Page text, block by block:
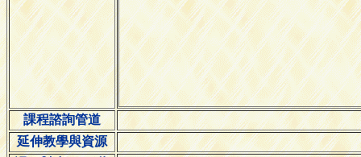
課程諮詢管道
延伸教學與資源